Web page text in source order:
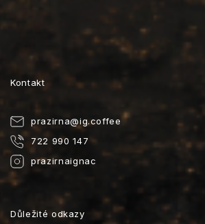
Kontakt
prazirna@ig.coffee
722 990 147
prazirnaignac
Důležité odkazy